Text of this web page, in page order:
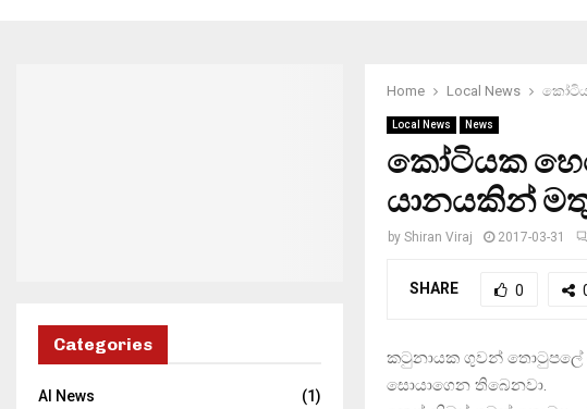
Home Local News
Local News News
කෝටියක
යානයකින්
by Shiran Viraj 2017-03-31
SHARE 0
කටුනායක ගුවන් තොටුපලේ
සොයාගෙන තිබෙනවා.
Categories
AI News
(1)